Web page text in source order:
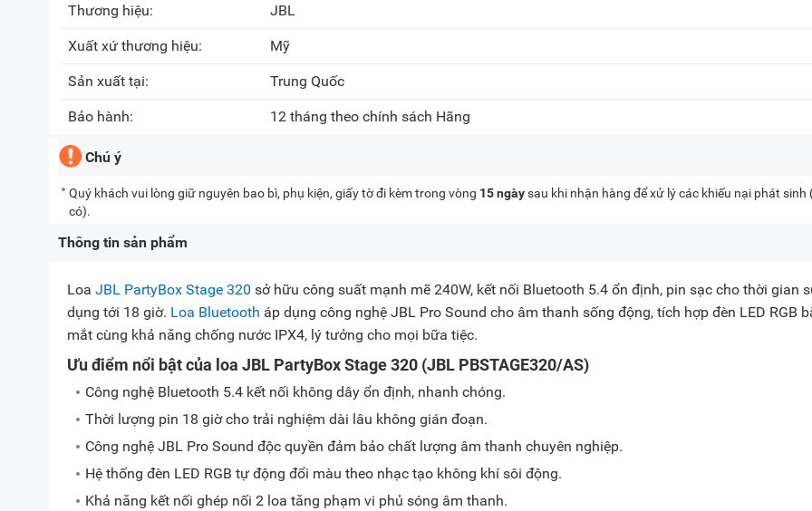
Thương hiệu: JBL
Xuất xứ thương hiệu: Mỹ
Sản xuất tại: Trung Quốc
Bảo hành: 12 tháng theo chính sách Hãng
Chú ý
Quý khách vui lòng giữ nguyên bao bì, phụ kiện, giấy tờ đi kèm trong vòng 15 ngàysau khi nhận hàng để xử lý các khiếu nại phát sinh
có).
Thông tin sản phẩm
Loa JBL PartyBox Stage 320 sở hữu công suất mạnh mẽ 240W, kết nối Bluetooth 5.4 ổn định, pin sạc cho thời gian
dụng tới 18 giờ. Loa Bluetooth áp dụng công nghệ JBL Pro Sound cho âm thanh sống động, tích hợp đèn LED RGB
mắt cùng khả năng chống nước IPX4, lý tưởng cho mọi bữa tiệc.
Ưu điểm nổi bật của loa JBL PartyBox Stage 320 (JBL PBSTAGE320/AS)
Công nghệ Bluetooth 5.4 kết nối không dây ổn định, nhanh chóng.
Thời lượng pin 18 giờ cho trải nghiệm dài lâu không gián đoạn.
Công nghệ JBL Pro Sound độc quyền đảm bảo chất lượng âm thanh chuyên nghiệp.
Hệ thống đèn LED RGB tự động đổi màu theo nhạc tạo không khí sôi động.
Khả năng kết nối ghép nối 2 loa tăng phạm vi phủ sóng âm thanh.